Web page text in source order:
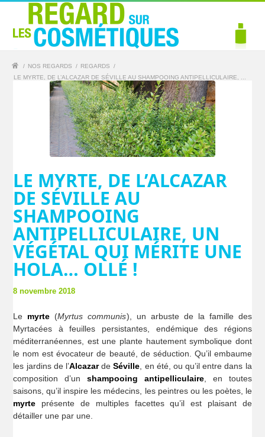
/ NOS REGARDS / REGARDS
/
LE MYRTE, DE L’ALCAZAR DE SÉVILLE AU SHAMPOOING ANTIPELLICULAIRE, ...
LE MYRTE, DE L’ALCAZAR
DE SÉVILLE AU
SHAMPOOING
ANTIPELLICULAIRE, UN
VÉGÉTAL QUI MÉRITE UNE
HOLA… OLLÉ !
8 novembre 2018
Le myrte (Myrtus communis), un arbuste de la famille des
Myrtacées à feuilles persistantes, endémique des régions
méditerranéennes, est une plante hautement symbolique dont
le nom est évocateur de beauté, de séduction. Qu’il embaume
les jardins de l’Alcazarde Séville, en été, ou qu’il entre dans la
composition d’unshampooing antipelliculaire, en toutes
saisons, qu’il inspire les médecins, les peintres ou les poètes, le
myrte présente de multiples facettes qu’il est plaisant de
détailler une par une.